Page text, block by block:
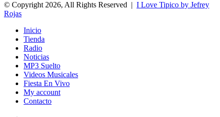
© Copyright 2026, All Rights Reserved | I Love Tipico by Jefrey
Rojas
Inicio
Tienda
Radio
Noticias
MP3 Suelto
Videos Musicales
Fiesta En Vivo
My account
Contacto